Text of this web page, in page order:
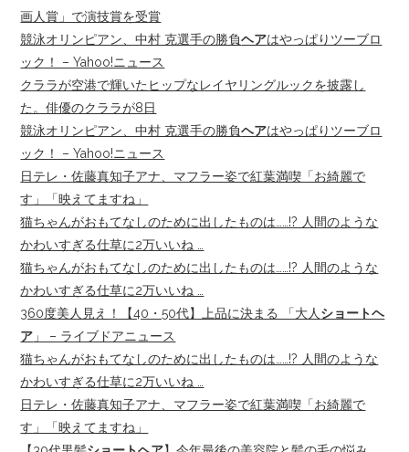
画人賞」で演技賞を受賞
競泳オリンピアン、中村 克選手の勝負ヘアはやっぱりツーブロ
ック！ – Yahoo!ニュース
クララが空港で輝いたヒップなレイヤリングルックを披露し
た。俳優のクララが8日
競泳オリンピアン、中村 克選手の勝負ヘアはやっぱりツーブロ
ック！ – Yahoo!ニュース
日テレ・佐藤真知子アナ、マフラー姿で紅葉満喫「お綺麗で
す」「映えてますね」
猫ちゃんがおもてなしのために出したものは……!? 人間のような
かわいすぎる仕草に2万いいね …
猫ちゃんがおもてなしのために出したものは……!? 人間のような
かわいすぎる仕草に2万いいね …
360度美人見え！【40・50代】上品に決まる 「大人 ショートヘ
ア 」 – ライブドアニュース
猫ちゃんがおもてなしのために出したものは……!? 人間のような
かわいすぎる仕草に2万いいね …
日テレ・佐藤真知子アナ、マフラー姿で紅葉満喫「お綺麗で
す」「映えてますね」